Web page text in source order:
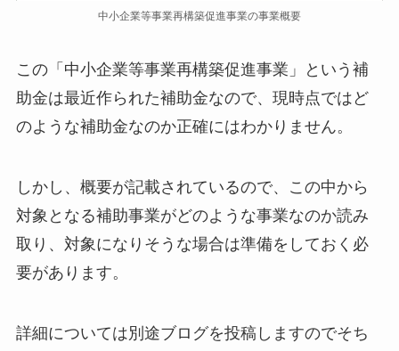
中小企業等事業再構築促進事業の事業概要
この「中小企業等事業再構築促進事業」という補
助金は最近作られた補助金なので、現時点ではど
のような補助金なのか正確にはわかりません。
しかし、概要が記載されているので、この中から
対象となる補助事業がどのような事業なのか読み
取り、対象になりそうな場合は準備をしておく必
要があります。
詳細については別途ブログを投稿しますのでそち